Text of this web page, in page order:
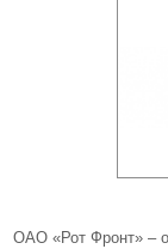
ОАО «Рот Фронт» –